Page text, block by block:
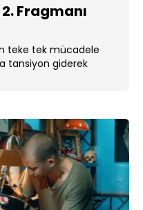
Fragmanı
teke tek mücadele
tansiyon giderek